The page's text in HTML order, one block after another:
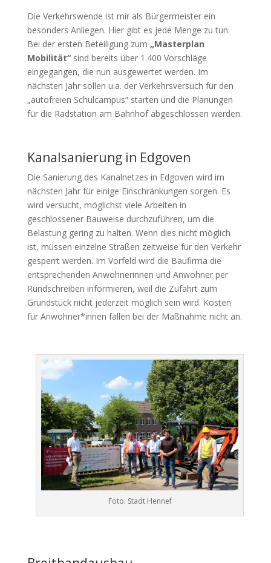
Die Verkehrswende ist mir als Bürgermeister ein
besonders Anliegen. Hier gibt es jede Menge zu tun.
Bei der ersten Beteiligung zum „Masterplan
Mobilität“sind bereits über 1.400 Vorschläge
eingegangen, die nun ausgewertet werden. Im
nächsten Jahr sollen u.a. der Verkehrsversuch für den
„autofreien Schulcampus“ starten und die Planungen
für die Radstation am Bahnhof abgeschlossen werden.
Kanalsanierung in Edgoven
Die Sanierung des Kanalnetzes in Edgoven wird im
nächsten Jahr für einige Einschränkungen sorgen. Es
wird versucht, möglichst viele Arbeiten in
geschlossener Bauweise durchzuführen, um die
Belastung gering zu halten. Wenn dies nicht möglich
ist, müssen einzelne Straßen zeitweise für den Verkehr
gesperrt werden. Im Vorfeld wird die Baufirma die
entsprechenden Anwohnerinnen und Anwohner per
Rundschreiben informieren, weil die Zufahrt zum
Grundstück nicht jederzeit möglich sein wird. Kosten
für Anwohner*innen fallen bei der Maßnahme nicht an.
Foto: Stadt Hennef